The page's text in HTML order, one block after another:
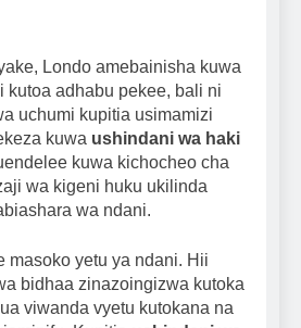
Londo amebainisha kuwa
kutoa adhabu pekee, bali ni
uchumi kupitia usimamizi
kuwa ushindani wa haki
kuwa kichocheo cha
wa kigeni huku ukilinda
wa ndani.
masoko yetu ya ndani. Hii
bidhaa zinazoingizwa kutoka
viwanda vyetu kutokana na